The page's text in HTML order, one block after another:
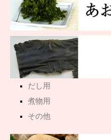
だし用
煮物用
その他